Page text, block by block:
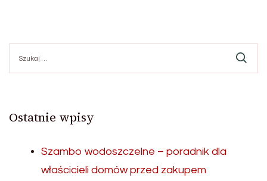
Ostatnie wpisy
Szambo wodoszczelne – poradnik dla
właścicieli domów przed zakupem